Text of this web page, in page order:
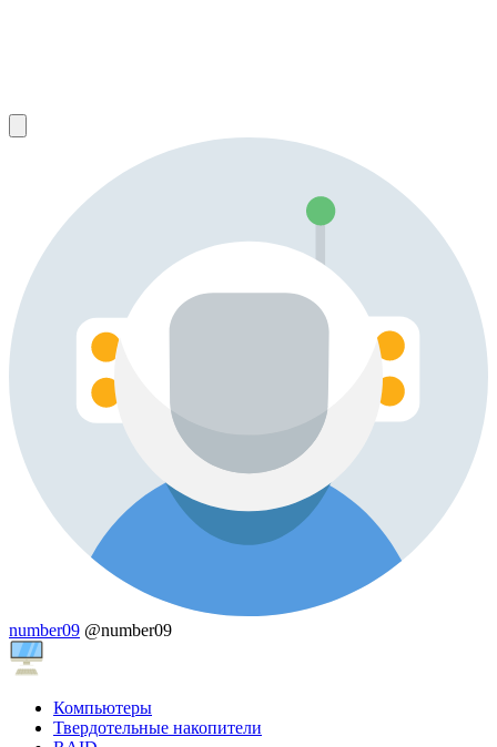
number09 @number09
Компьютеры
Твердотельные накопители